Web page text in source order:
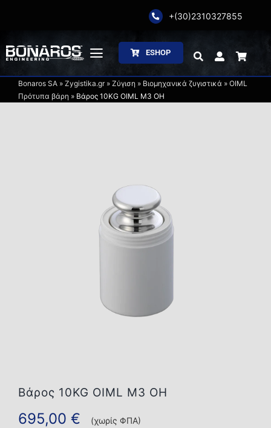
content
+(30)2310327855
Toggle
Navigation
Αρχική
ESHOP
Bonaros SA» Zygistika.gr» Ζύγιση » Βιομηχανικά ζυγιστικά » OIML
Πρότυπα βάρη » Βάρος 10KG OIML M3 OH
Βάρος 10KG OIML M3 OH
695,00 € (χωρίς ΦΠΑ)